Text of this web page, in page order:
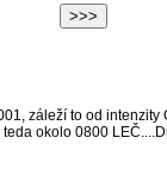
záleží to od
okolo 0800